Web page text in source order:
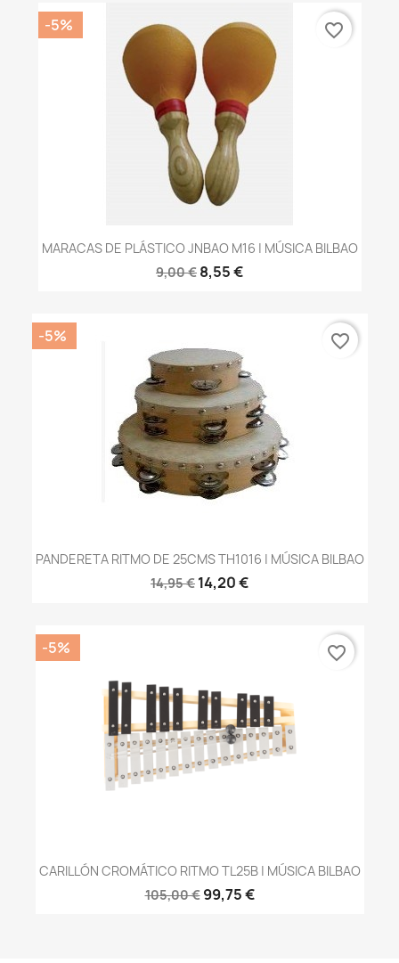
MARACAS DE PLÁSTICO JNBAO M16 | MÚSICA BILBAO
9,00 € 8,55 €
-5% favorite_border
PANDERETA RITMO DE 25CMS TH1016 | MÚSICA BILBAO
14,95 € 14,20 €
-5% favorite_border
CARILLÓN CROMÁTICO RITMO TL25B | MÚSICA BILBAO
105,00 € 99,75 €
-5% favorite_border